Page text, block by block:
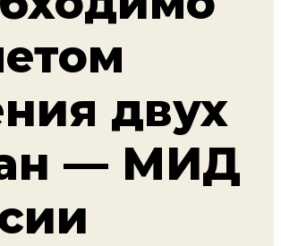
двух
— МИД